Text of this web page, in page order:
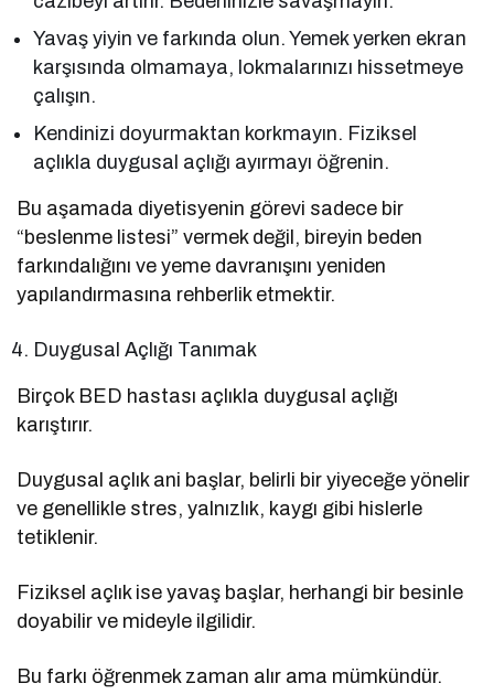
Yavaş yiyin ve farkında olun. Yemek yerken ekran
karşısında olmamaya, lokmalarınızı hissetmeye
çalışın.
Kendinizi doyurmaktan korkmayın. Fiziksel
açlıkla duygusal açlığı ayırmayı öğrenin.
Bu aşamada diyetisyenin görevi sadece bir
“beslenme listesi” vermek değil, bireyin beden
farkındalığını ve yeme davranışını yeniden
yapılandırmasına rehberlik etmektir.
Duygusal Açlığı Tanımak
Birçok BED hastası açlıkla duygusal açlığı
karıştırır.
Duygusal açlık ani başlar, belirli bir yiyeceğe yönelir
ve genellikle stres, yalnızlık, kaygı gibi hislerle
tetiklenir.
Fiziksel açlık ise yavaş başlar, herhangi bir besinle
doyabilir ve mideyle ilgilidir.
Bu farkı öğrenmek zaman alır ama mümkündür.